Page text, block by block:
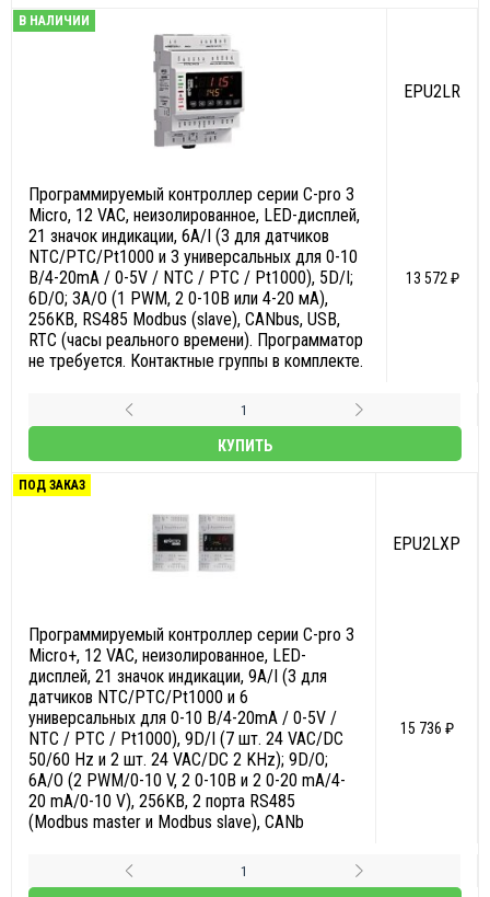
В НАЛИЧИИ
EPU2LR
Программируемый контроллер серии С-pro 3
Micro, 12 VAC, неизолированное, LED-дисплей,
21 значок индикации, 6А/I (3 для датчиков
NTC/PTC/Pt1000 и 3 универсальных для 0-10
В/4-20mA / 0-5V / NTC / PTC / Pt1000), 5D/I;
6D/O; 3A/O (1 PWM, 2 0-10В или 4-20 мА),
256KB, RS485 Modbus (slave), CANbus, USB,
RTC (часы реального времени). Программатор
не требуется. Контактные группы в комплекте.
13 572 ₽
КУПИТЬ
ПОД ЗАКАЗ
EPU2LXP
Программируемый контроллер серии С-pro 3
Micro+, 12 VAC, неизолированное, LED-
дисплей, 21 значок индикации, 9А/I (3 для
датчиков NTC/PTC/Pt1000 и 6
универсальных для 0-10 В/4-20mA / 0-5V /
NTC / PTC / Pt1000), 9D/I (7 шт. 24 VAC/DC
50/60 Hz и 2 шт. 24 VAC/DC 2 KHz); 9D/O;
6A/O (2 PWM/0-10 V, 2 0-10В и 2 0-20 mA/4-
20 mA/0-10 V), 256KB, 2 порта RS485
(Modbus master и Modbus slave), CANb
15 736 ₽